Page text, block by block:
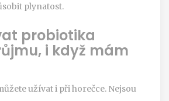
plynatost.
probiotika
i když mám
užívat i při horečce. Nejsou